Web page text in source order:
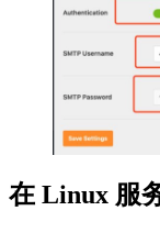
在 Linux 服